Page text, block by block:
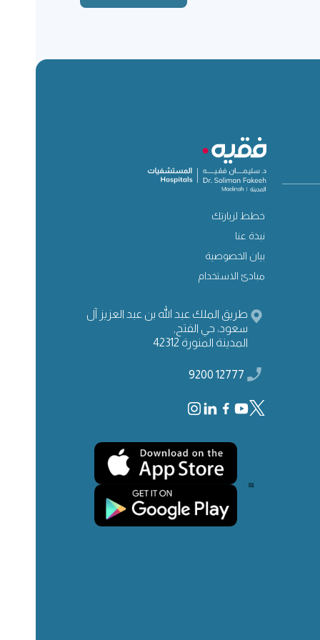
خطط لزيارتك
نبذة عنا
بيان الخصوصية
مبادئ الاستخدام
طريق الملك عبد الله بن عبد العزيز آل
سعود، حي الفتح,
المدينة المنورة 42312
12777 9200